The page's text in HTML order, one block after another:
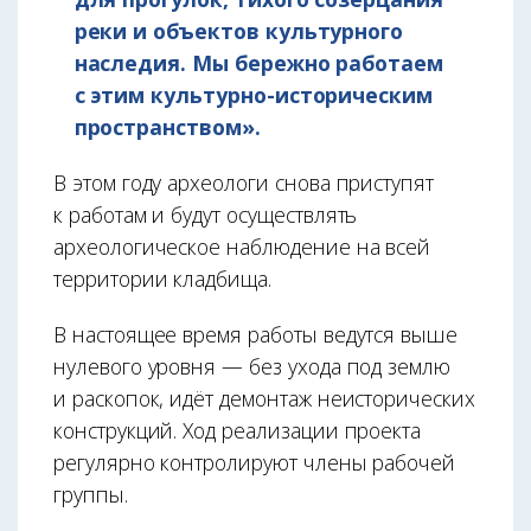
реки и объектов культурного
наследия. Мы бережно работаем
с этим культурно-историческим
пространством».
В этом году археологи снова приступят
к работам и будут осуществлять
археологическое наблюдение на всей
территории кладбища.
В настоящее время работы ведутся выше
нулевого уровня — без ухода под землю
и раскопок, идёт демонтаж неисторических
конструкций. Ход реализации проекта
регулярно контролируют члены рабочей
группы.